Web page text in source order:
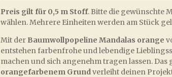
Preis gilt für 0,5 m Stoff. Bitte die gewünschte
wählen. Mehrere Einheiten werden am Stück
Mit der Baumwollpopeline Mandalas orange
entstehen farbenfrohe und lebendige
machen und sich angenehm tragen lassen. Das
orangefarbenem Grundverleiht deinen